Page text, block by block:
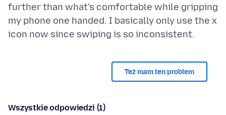
further than what's comfortable while gripping
my phone one handed. I basically only use the x
Też mam ten problem
Wszystkie odpowiedzi (1)